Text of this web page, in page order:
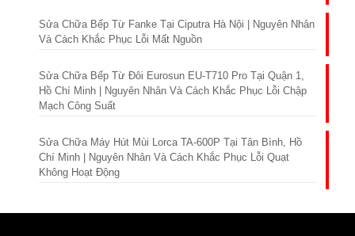
Sửa Chữa Bếp Từ Fanke Tại Ciputra Hà Nội | Nguyên Nhân
Và Cách Khắc Phục Lỗi Mất Nguồn
Sửa Chữa Bếp Từ Đôi Eurosun EU-T710 Pro Tại Quận 1,
Hồ Chí Minh | Nguyên Nhân Và Cách Khắc Phục Lỗi Chập
Mạch Công Suất
Sửa Chữa Máy Hút Mùi Lorca TA-600P Tại Tân Bình, Hồ
Chí Minh | Nguyên Nhân Và Cách Khắc Phục Lỗi Quạt
Không Hoạt Động